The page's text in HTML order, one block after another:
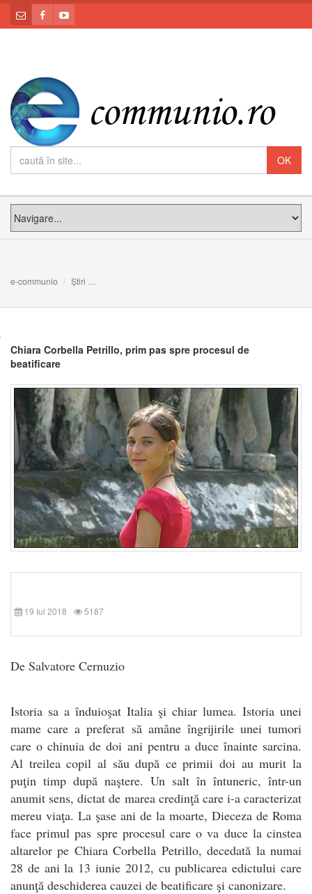
e-communio Știri
Chiara Corbella Petrillo, prim pas spre procesul de
beatificare
19 Iul 2018 5187
De Salvatore Cernuzio
Istoria sa a înduioşat Italia şi chiar lumea. Istoria unei
mame care a preferat să amâne îngrijirile unei tumori
care o chinuia de doi ani pentru a duce înainte sarcina.
Al treilea copil al său după ce primii doi au murit la
puţin timp după naştere. Un salt în întuneric, într-un
anumit sens, dictat de marea credinţă care i-a caracterizat
mereu viaţa. La şase ani de la moarte, Dieceza de Roma
face primul pas spre procesul care o va duce la cinstea
altarelor pe Chiara Corbella Petrillo, decedată la numai
28 de ani la 13 iunie 2012, cu publicarea edictului care
anunţă deschiderea cauzei de beatificare şi canonizare.